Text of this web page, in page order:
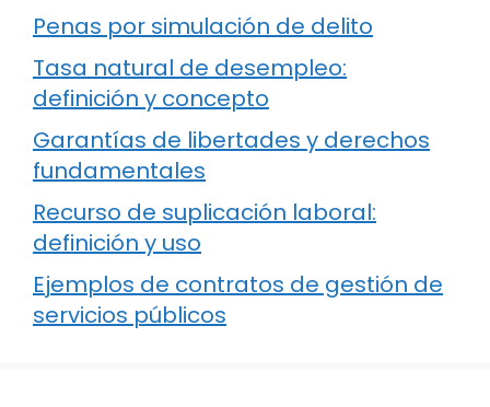
Penas por simulación de delito
Tasa natural de desempleo:
definición y concepto
Garantías de libertades y derechos
fundamentales
Recurso de suplicación laboral:
definición y uso
Ejemplos de contratos de gestión de
servicios públicos